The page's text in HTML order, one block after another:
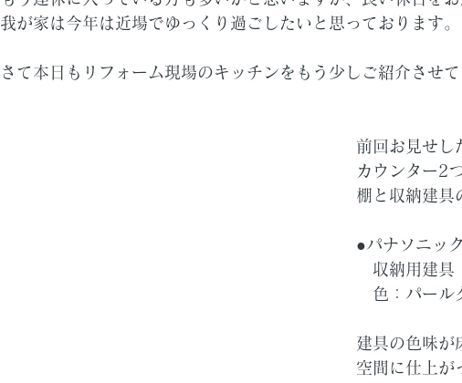
我が家は今年は近場でゆっくり過ごしたいと思っております。
さて本日もリフォーム現場のキッチンをもう少しご紹介させて
前回お見せし
カウンター2
棚と収納建具
●パナソニッ
収納用建具
色：パール
建具の色味が
空間に仕上が